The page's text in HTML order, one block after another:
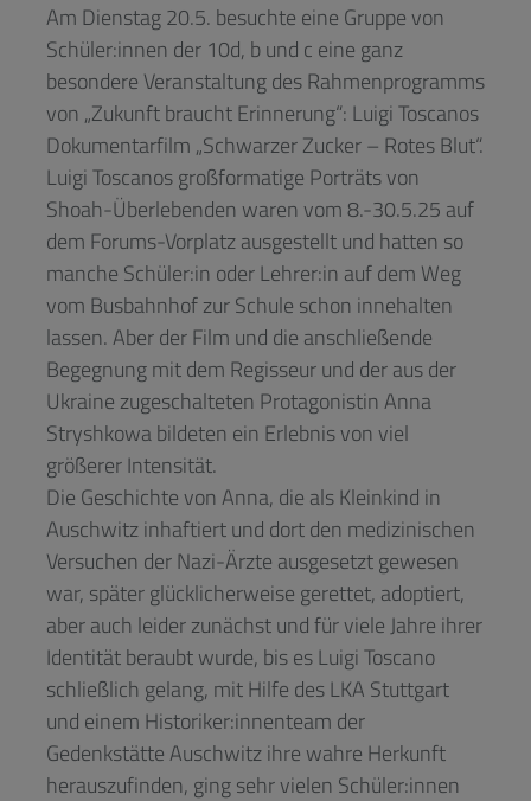
Am Dienstag 20.5. besuchte eine Gruppe von
Schüler:innen der 10d, b und c eine ganz
besondere Veranstaltung des Rahmenprogramms
von „Zukunft braucht Erinnerung“: Luigi Toscanos
Dokumentarfilm „Schwarzer Zucker – Rotes Blut“.
Luigi Toscanos großformatige Porträts von
Shoah-Überlebenden waren vom 8.-30.5.25 auf
dem Forums-Vorplatz ausgestellt und hatten so
manche Schüler:in oder Lehrer:in auf dem Weg
vom Busbahnhof zur Schule schon innehalten
lassen. Aber der Film und die anschließende
Begegnung mit dem Regisseur und der aus der
Ukraine zugeschalteten Protagonistin Anna
Stryshkowa bildeten ein Erlebnis von viel
größerer Intensität.
Die Geschichte von Anna, die als Kleinkind in
Auschwitz inhaftiert und dort den medizinischen
Versuchen der Nazi-Ärzte ausgesetzt gewesen
war, später glücklicherweise gerettet, adoptiert,
aber auch leider zunächst und für viele Jahre ihrer
Identität beraubt wurde, bis es Luigi Toscano
schließlich gelang, mit Hilfe des LKA Stuttgart
und einem Historiker:innenteam der
Gedenkstätte Auschwitz ihre wahre Herkunft
herauszufinden, ging sehr vielen Schüler:innen